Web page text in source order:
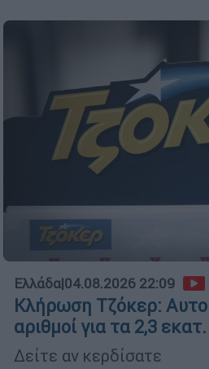
Ελλάδα|04.08.2026 22:09
Κλήρωση Τζόκερ: Αυτοί
αριθμοί για τα 2,3
Δείτε αν κερδίσατε